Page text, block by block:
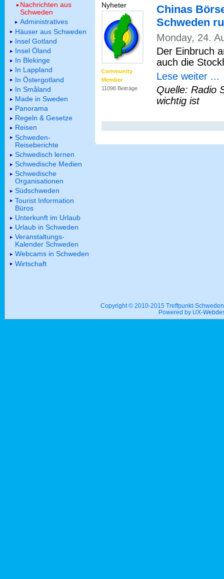
Nyheter
Community
Member
11098 Beiträge
Chinas
Schweden
Monday, 24.
Der Einbruch
auch die
Lese weiter ...
Quelle: Radio
wichtig ist
Nachrichten aus
Schweden
Administratives
Häuser aus Schweden
Insel Gotland
Insel Öland
In Blekinge
In Lappland
In Östergotland
In Småland
Made in Sweden
Panorama
Regeln & Gesetze
Reisen
Schweden-
Reiseberichte
Schwedisch lernen
Schwedische Medien
Schwedische
Organisationen
Südschweden
Tourist Information
Büros
Unterkunft im Urlaub
Urlaub in Schweden
Veranstaltungs-
Kalender Schweden
Webcams in Schweden
Wirtschaft
Copyright © 2010-2015 Treffpunkt-
Powered by UX-